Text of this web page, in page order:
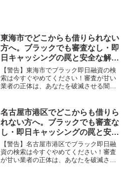
東海市でどこからも借りられない
方へ。ブラックでも審査なし・即
日キャッシングの罠と安全な解決
策
【警告】東海市でブラック即日融資の検
索は今すぐやめてください！審査が甘い
業者の正体は、あなたを破滅させる闇金
市で違法業者を避け、借金地獄から抜け
出した方々の実体験と確実な解決策を完
全公開。
名古屋市港区でどこからも借りら
れない方へ。ブラックでも審査な
し・即日キャッシングの罠と安全
な解決策
【警告】名古屋市港区でブラック即日融
資の検索は今すぐやめてください！審査
が甘い業者の正体は、あなたを破滅させ